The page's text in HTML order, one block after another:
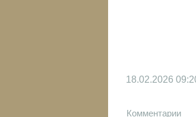
18.02.2026
Комментарии